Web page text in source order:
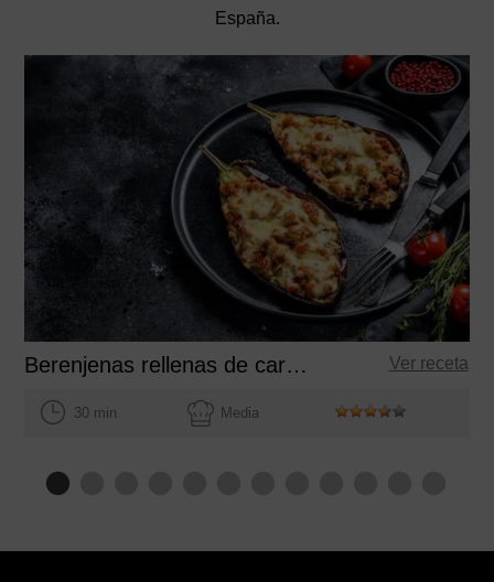
España.
Berenjenas rellenas de carne picada de ternera Ver receta
30 min Media